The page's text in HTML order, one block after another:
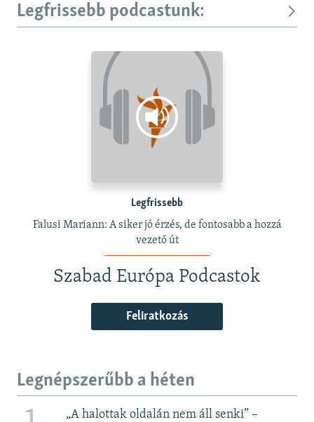
Legfrissebb podcastunk:
Legfrissebb
Falusi Mariann: A siker jó érzés, de fontosabb a hozzá
vezető út
Szabad Európa Podcastok
Feliratkozás
Legnépszerűbb a héten
„A halottak oldalán nem áll senki” –